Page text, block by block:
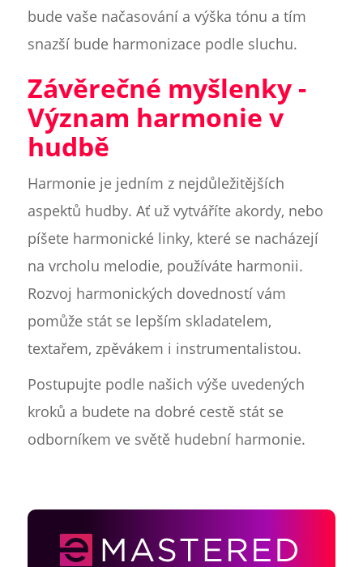
bude vaše načasování a výška tónu a tím
snazší bude harmonizace podle sluchu.
Závěrečné myšlenky -
Význam harmonie v
hudbě
Harmonie je jedním z nejdůležitějších
aspektů hudby. Ať už vytváříte akordy, nebo
píšete harmonické linky, které se nacházejí
na vrcholu melodie, používáte harmonii.
Rozvoj harmonických dovedností vám
pomůže stát se lepším skladatelem,
textařem, zpěvákem i instrumentalistou.
Postupujte podle našich výše uvedených
kroků a budete na dobré cestě stát se
odborníkem ve světě hudební harmonie.